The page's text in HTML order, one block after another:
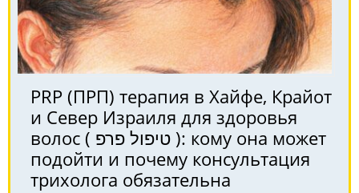
PRP (ПРП) терапия в Хайфе, Крайот
и Север Израиля для здоровья
волос ( טיפול פרפ ): кому она может
подойти и почему консультация
трихолога обязательна